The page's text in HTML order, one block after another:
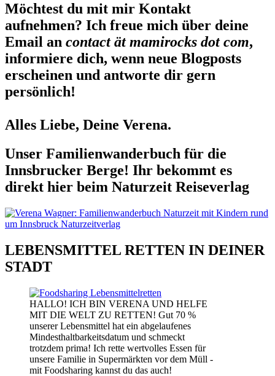
Möchtest du mit mir Kontakt
aufnehmen? Ich freue mich über deine
Email an contact ät mamirocks dot com,
informiere dich, wenn neue Blogposts
erscheinen und antworte dir gern
persönlich!
Alles Liebe, Deine Verena.
Unser Familienwanderbuch für die
Innsbrucker Berge! Ihr bekommt es
direkt hier beim Naturzeit Reiseverlag
LEBENSMITTEL RETTEN IN DEINER
STADT
HALLO! ICH BIN VERENA UND HELFE
MIT DIE WELT ZU RETTEN! Gut 70 %
unserer Lebensmittel hat ein abgelaufenes
Mindesthaltbarkeitsdatum und schmeckt
trotzdem prima! Ich rette wertvolles Essen für
unsere Familie in Supermärkten vor dem Müll -
mit Foodsharing kannst du das auch!